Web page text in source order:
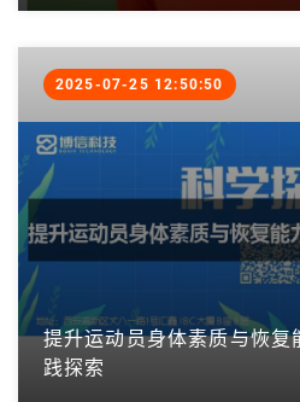
提升运动员身体素质与恢复
践探索
2025-07-25 12:50:50